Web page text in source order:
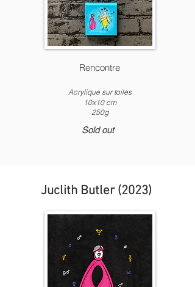
Rencontre
Acrylique sur toiles
10x10 cm
250g
Sold out
Juclith Butler (2023)